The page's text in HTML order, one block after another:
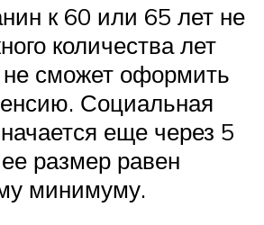
к 60 или 65 лет не
количества лет
не сможет оформить
Социальная
еще через 5
размер равен
минимуму.